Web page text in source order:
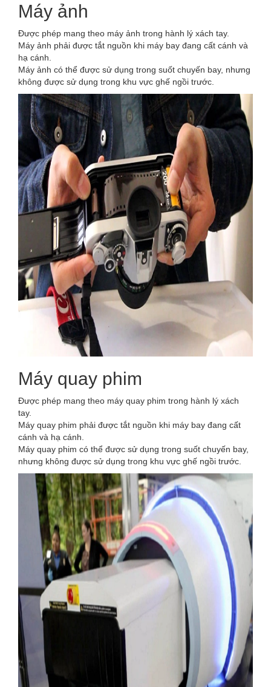
Máy ảnh
Được phép mang theo máy ảnh trong hành lý xách tay.
Máy ảnh phải được tắt nguồn khi máy bay đang cất cánh và
hạ cánh.
Máy ảnh có thể được sử dụng trong suốt chuyến bay, nhưng
không được sử dụng trong khu vực ghế ngồi trước.
Máy quay phim
Được phép mang theo máy quay phim trong hành lý xách
tay.
Máy quay phim phải được tắt nguồn khi máy bay đang cất
cánh và hạ cánh.
Máy quay phim có thể được sử dụng trong suốt chuyến bay,
nhưng không được sử dụng trong khu vực ghế ngồi trước.